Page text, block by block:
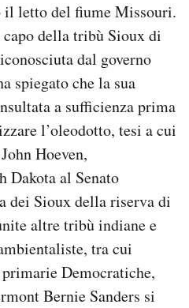
il letto del fiume Missouri.
della tribù Sioux di
dal governo
spiegato che la sua
a sufficienza prima
l’oleodotto, tesi a cui
Hoeven,
Dakota al Senato
dei Sioux della riserva di
altre tribù indiane e
tra cui
Democratiche,
Bernie Sanders si